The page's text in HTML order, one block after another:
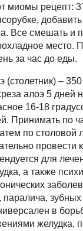
миомы рецепт:
Все смешать и
место.
за час до еды.
– 350
алоэ 5 дней
16-18
Принимать по
по столовой
провести
для
а также
паралича,
в
желудка,